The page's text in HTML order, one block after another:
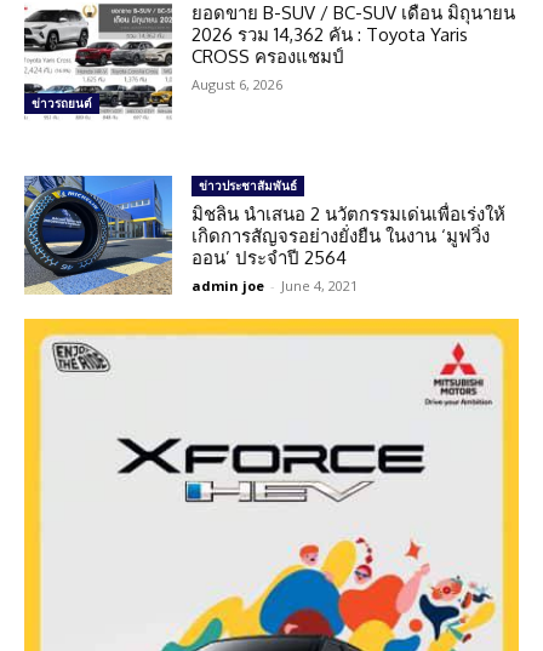
ข่าวรถยนต์
ยอดขาย B-SUV / BC-SUV เดือน มิถุนายน
2026 รวม 14,362 คัน : Toyota Yaris
CROSS ครองแชมป์
August 6, 2026
ข่าวประชาสัมพันธ์
มิชลิน นำเสนอ 2 นวัตกรรมเด่นเพื่อเร่งให้
เกิดการสัญจรอย่างยั่งยืน ในงาน ‘มูฟวิ่ง
ออน’ ประจำปี 2564
admin joe - June 4, 2021